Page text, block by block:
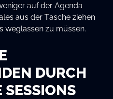
auf der Agenda
aus der Tasche ziehen
weglassen zu müssen.
DURCH